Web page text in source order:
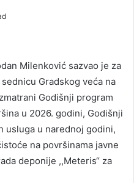
Milenković sazvao je za
Gradskog veća na
Godišnji program
u 2026. godini, Godišnji
usluga u narednoj godini,
na površinama javne
deponije ,,Meteris“ za